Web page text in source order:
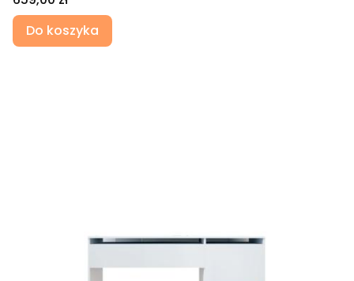
Do koszyka